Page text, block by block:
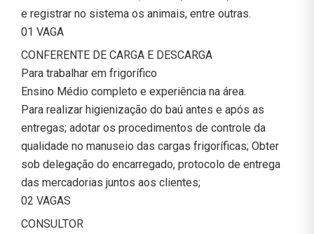
e registrar no sistema os animais, entre outras.
01 VAGA
CONFERENTE DE CARGA E DESCARGA
Para trabalhar em frigorífico
Ensino Médio completo e experiência na área.
Para realizar higienização do baú antes e após as
entregas; adotar os procedimentos de controle da
qualidade no manuseio das cargas frigoríficas; Obter
sob delegação do encarregado, protocolo de entrega
das mercadorias juntos aos clientes;
02 VAGAS
CONSULTOR